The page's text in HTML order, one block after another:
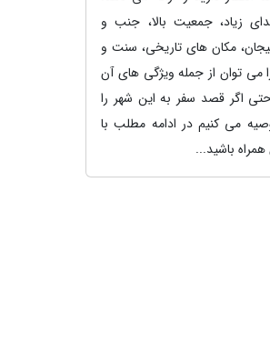
زیاد، جمعیت بالا، جنب و
مکان های تاریخی، سنت و
می توان از جمله ویژگی های آن
اگر قصد سفر به این شهر را
می کنیم در ادامه مطلب با
همراه باشید...